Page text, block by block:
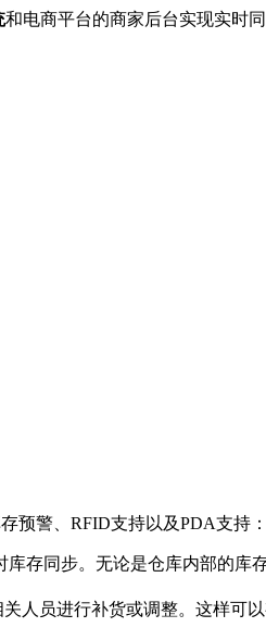
和电商平台的商家后台实现实时
预警、RFID支持以及PDA支持：
存同步。无论是仓库内部的
人员进行补货或调整。这样可